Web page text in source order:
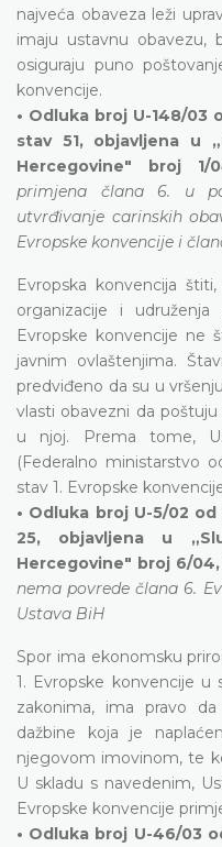
najveća obaveza leži
imaju ustavnu obavezu,
osiguraju puno
konvencije.
• Odluka broj U-148/03
stav 51, objavljena u
Hercegovine" broj 1/
primjena člana 6. u
utvrđivanje carinskih
Evropske konvencije i
Evropska konvencija
organizacije i
Evropske konvencije ne
javnim ovlaštenjima.
predviđeno da su u
vlasti obavezni da
u njoj. Prema tome,
(Federalno ministarstvo
stav 1. Evropske
• Odluka broj U-5/02
25, objavljena u
Hercegovine" broj 6/04,
nema povrede člana 6.
Ustava BiH
Spor ima ekonomsku
1. Evropske konvencije u
zakonima, ima pravo
dažbine koja je
njegovom imovinom, te
U skladu s navedenim,
Evropske konvencije
• Odluka broj U-46/03